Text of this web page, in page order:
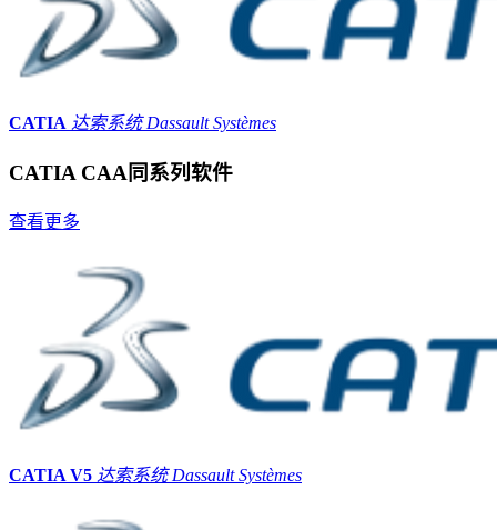
CATIA 达索系统 Dassault Systèmes
CATIA CAA同系列软件
查看更多
CATIA V5 达索系统 Dassault Systèmes